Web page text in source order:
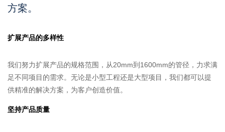
方案。
扩展产品的多样性
我们努力扩展产品的规格范围，从20mm到1600mm的管径，力求满
足不同项目的需求。无论是小型工程还是大型项目，我们都可以提
供精准的解决方案，为客户创造价值。
坚持产品质量